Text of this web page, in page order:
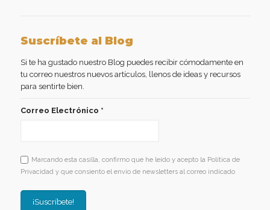
Suscríbete al Blog
Si te ha gustado nuestro Blog puedes recibir cómodamente en
tu correo nuestros nuevos artículos, llenos de ideas y recursos
para sentirte bien.
Correo Electrónico *
Marcando esta casilla, confirmo que he leído y acepto la Política de
Privacidad y que consiento el envío de newsletters al correo indicado